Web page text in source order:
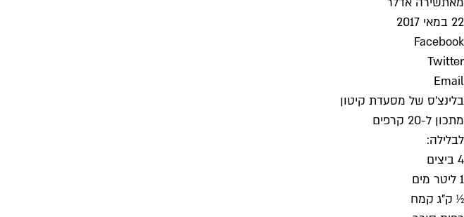
22 במאי 2017
Facebook
Twitter
Email
בלינצ'ס של מסעדת קיטון
מתכון ל-20 קרפים
לבלילה:
4 ביצים
1 ליטר מים
½ ק"ג קמח